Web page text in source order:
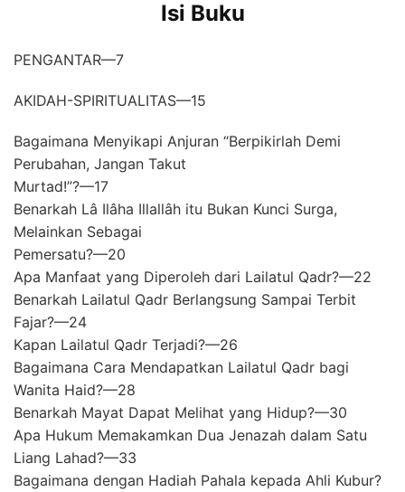
Isi Buku
PENGANTAR—7
AKIDAH-SPIRITUALITAS—15
Bagaimana Menyikapi Anjuran “Berpikirlah Demi
Perubahan, Jangan Takut
Murtad!”?—17
Benarkah Lâ Ilâha Illallâh itu Bukan Kunci Surga,
Melainkan Sebagai
Pemersatu?—20
Apa Manfaat yang Diperoleh dari Lailatul Qadr?—22
Benarkah Lailatul Qadr Berlangsung Sampai Terbit
Fajar?—24
Kapan Lailatul Qadr Terjadi?—26
Bagaimana Cara Mendapatkan Lailatul Qadr bagi
Wanita Haid?—28
Benarkah Mayat Dapat Melihat yang Hidup?—30
Apa Hukum Memakamkan Dua Jenazah dalam Satu
Liang Lahad?—33
Bagaimana dengan Hadiah Pahala kepada Ahli Kubur?